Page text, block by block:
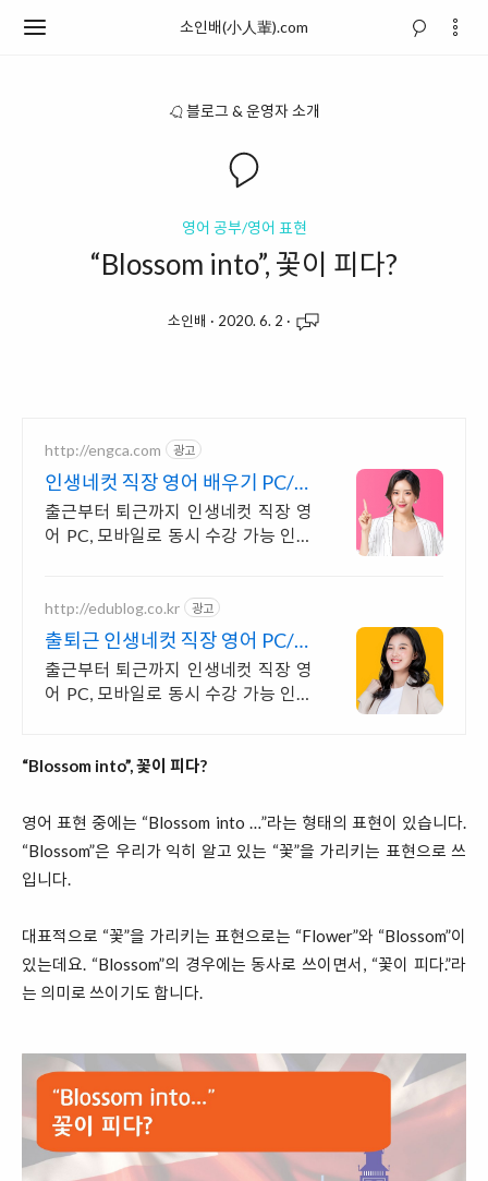
소인배(小人輩).com
블로그 & 운영자 소개
영어 공부/영어 표현
“Blossom into”, 꽃이 피다?
소인배 · 2020. 6. 2 ·
http://engca.com 광고
인생네컷 직장 영어 배우기 PC/스
마트폰 동영상강의
출근부터 퇴근까지 인생네컷 직장 영
어 PC, 모바일로 동시 수강 가능 인강
http://edublog.co.kr 광고
출퇴근 인생네컷 직장 영어 PC/스
마트폰 동영상강의
출근부터 퇴근까지 인생네컷 직장 영
어 PC, 모바일로 동시 수강 가능 인강
“Blossom into”, 꽃이 피다?
영어 표현 중에는 “Blossom into …”라는 형태의 표현이 있습니다.
“Blossom”은 우리가 익히 알고 있는 “꽃”을 가리키는 표현으로 쓰
입니다.
대표적으로 “꽃”을 가리키는 표현으로는 “Flower”와 “Blossom”이
있는데요. “Blossom”의 경우에는 동사로 쓰이면서, “꽃이 피다.”라
는 의미로 쓰이기도 합니다.